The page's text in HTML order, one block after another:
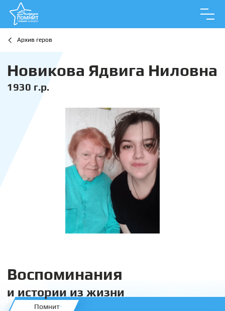
Архив геров
Новикова Ядвига Ниловна
1930 г.р.
Воспоминания
и истории из жизни
Помнит